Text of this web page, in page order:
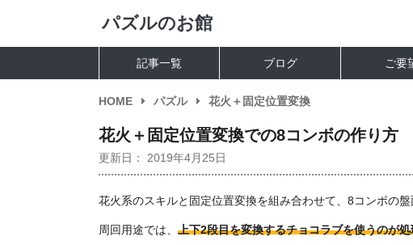
パズルのお館
記事一覧 ブログ ご要
HOME パズル 花火＋固定位置変換
花火＋固定位置変換での8コンボの作り方
更新日： 2019年4月25日
花火系のスキルと固定位置変換を組み合わせて、8コンボの盤
周回用途では、 上下2段目を変換するチョコラブを使うのが